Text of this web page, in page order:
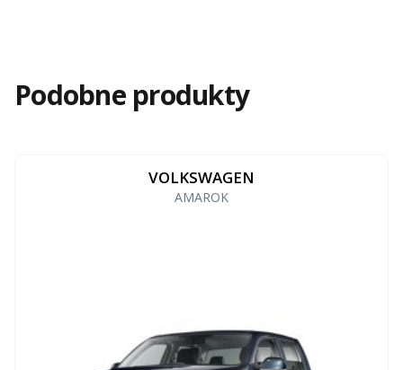
Podobne produkty
VOLKSWAGEN
AMAROK